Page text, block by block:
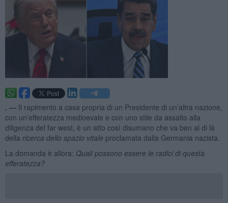
. — Il rapimento a casa propria di un Presidente di un’altra nazione,
con un’efferatezza medioevale e con uno stile da assalto alla
diligenza del far west, è un atto così disumano che va ben al di là
della ricerca dello spazio vitale proclamata dalla Germania nazista.
La domanda è allora: Quali possono essere le radici di questa
efferatezza?